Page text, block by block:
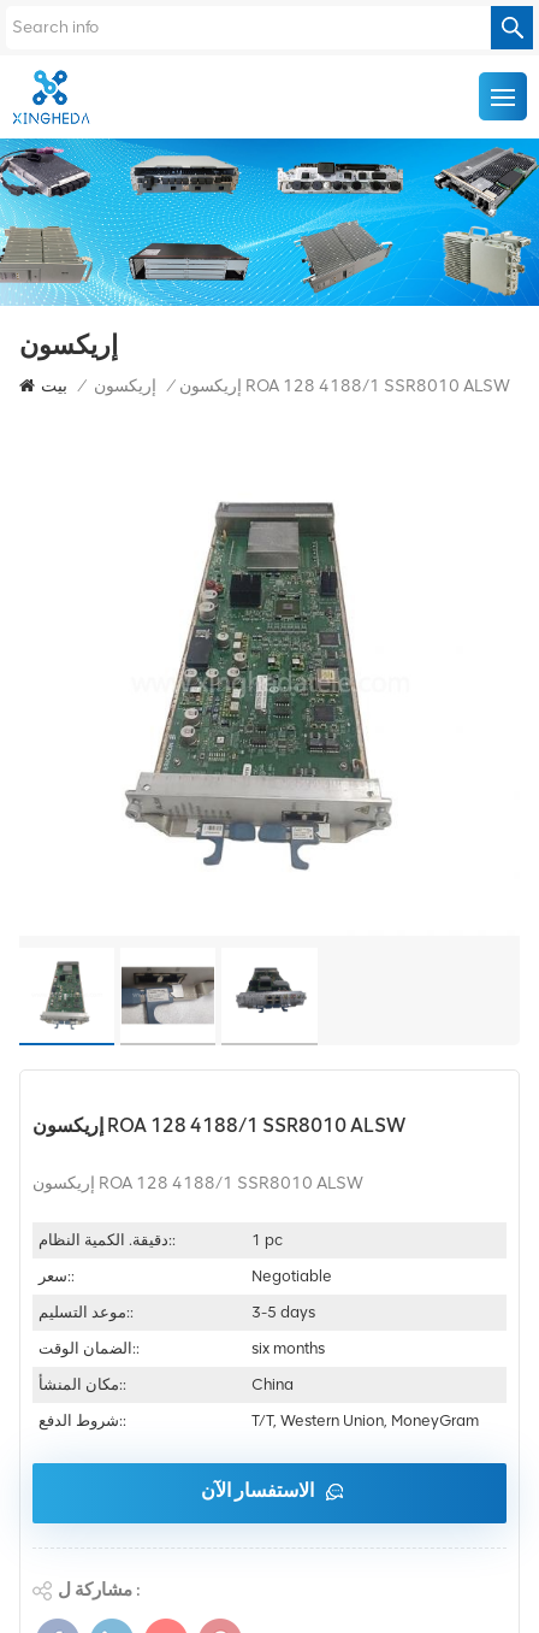
إريكسون
بيت / إريكسون / إريكسون ROA 128 4188/1 SSR8010 ALSW
إريكسون ROA 128 4188/1 SSR8010 ALSW
إريكسون ROA 128 4188/1 SSR8010 ALSW
دقيقة. الكمية النظام::
1 pc
سعر::
Negotiable
موعد التسليم::
3-5 days
الضمان الوقت::
six months
مكان المنشأ::
China
شروط الدفع::
T/T, Western Union, MoneyGram
الاستفسار الآن
مشاركة ل :